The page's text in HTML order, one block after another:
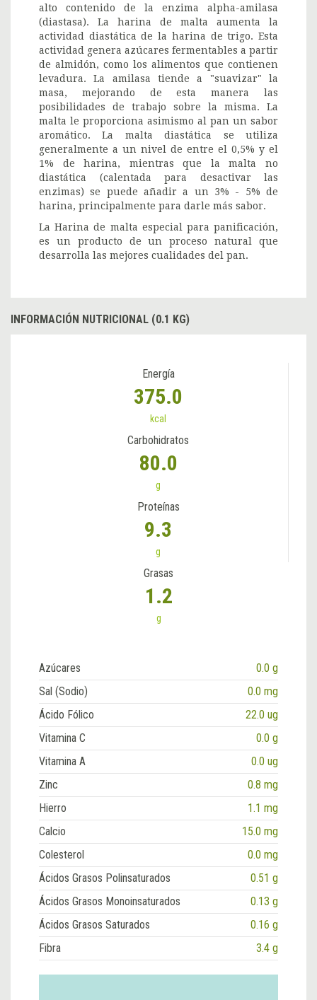
alto contenido de la enzima alpha-amilasa
(diastasa). La harina de malta aumenta la
actividad diastática de la harina de trigo. Esta
actividad genera azúcares fermentables a partir
de almidón, como los alimentos que contienen
levadura. La amilasa tiende a "suavizar" la
masa, mejorando de esta manera las
posibilidades de trabajo sobre la misma. La
malta le proporciona asimismo al pan un sabor
aromático. La malta diastática se utiliza
generalmente a un nivel de entre el 0,5% y el
1% de harina, mientras que la malta no
diastática (calentada para desactivar las
enzimas) se puede añadir a un 3% - 5% de
harina, principalmente para darle más sabor.
La Harina de malta especial para panificación,
es un producto de un proceso natural que
desarrolla las mejores cualidades del pan.
INFORMACIÓN NUTRICIONAL (0.1 KG)
Energía
375.0
kcal
Carbohidratos
80.0
g
Proteínas
9.3
g
Grasas
1.2
g
Azúcares
0.0 g
Sal (Sodio)
0.0 mg
Ácido Fólico
22.0 ug
Vitamina C
0.0 g
Vitamina A
0.0 ug
Zinc
0.8 mg
Hierro
1.1 mg
Calcio
15.0 mg
Colesterol
0.0 mg
Ácidos Grasos Polinsaturados
0.51 g
Ácidos Grasos Monoinsaturados
0.13 g
Ácidos Grasos Saturados
0.16 g
Fibra
3.4 g